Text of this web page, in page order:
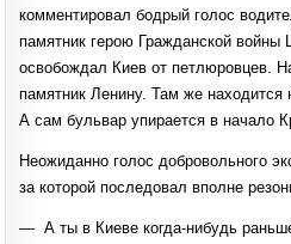
комментировал бодрый голос
памятник герою Гражданской войны
освобождал Киев от петлюровцев.
памятник Ленину. Там же находится
А сам бульвар упирается в начало
Неожиданно голос добровольного
за которой последовал вполне
— А ты в Киеве когда-нибудь